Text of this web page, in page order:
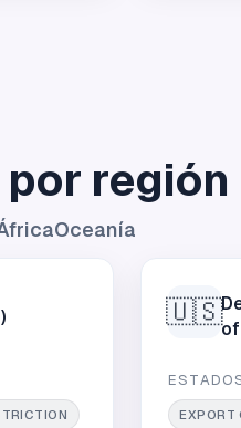
región
Oceanía
🇺🇸
of
EXPORT